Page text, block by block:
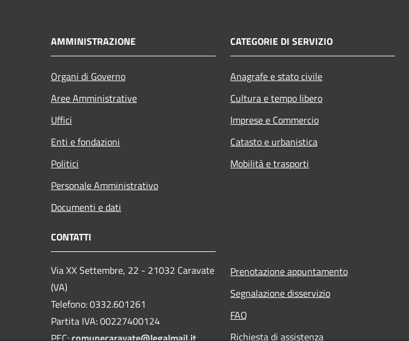
AMMINISTRAZIONE
Organi di Governo
Aree Amministrative
Uffici
Enti e fondazioni
Politici
Personale Amministrativo
Documenti e dati
CATEGORIE DI SERVIZIO
Anagrafe e stato civile
Cultura e tempo libero
Imprese e Commercio
Catasto e urbanistica
Mobilità e trasporti
CONTATTI
Via XX Settembre, 22 - 21032 Caravate
(VA)
Telefono: 0332.601261
Partita IVA: 00227400124
PEC:comunecaravate@legalmail.it
Prenotazione appuntamento
Segnalazione disservizio
FAQ
Richiesta di assistenza